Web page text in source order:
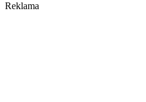
Reklama